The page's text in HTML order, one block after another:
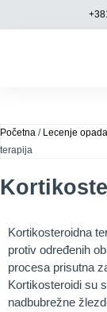
Početna / Lecenje
terapija
Kortikosteroidna
protiv određenih
procesa prisutna
Kortikosteroidi su
nadbubrežne